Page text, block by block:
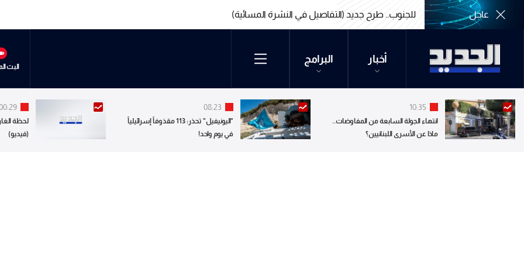
عاجل للجنوب.. طرح جديد (التفاصيل في النشرة المسائية)
أخبار البرامج
البث
10:35
انتهاء الجولة السابعة من المفاوضات..
ماذا عن الأسرى اللبنانيين؟
08:23
"اليونيفيل" تحذر: 113 مقذوفاً إسرائيلياً
في يوم واحد!
لحظة
(فيديو)